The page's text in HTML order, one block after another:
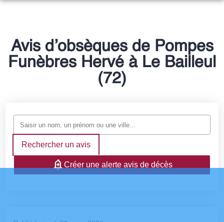
ORGANISER DES OBSÈQUES
PRÉVOIR SES OBSÈQUES
SERVICES AUX FAMILLES
NOTRE HISTOIRE
NOTRE AGENCE
NOTRE CHAMBRE FUNERAIRE
Avis d’obsèques de Pompes
Funèbres Hervé à Le Bailleul
(72)
Rechercher un avis
Créer une alerte avis de décès